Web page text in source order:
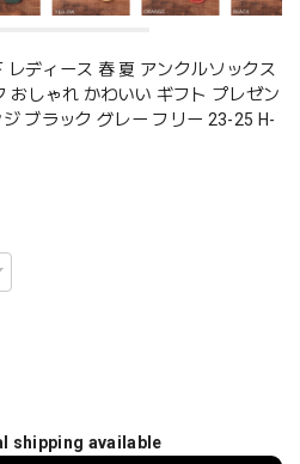
ディース 春 夏 アンクルソックス
おしゃれ かわいい ギフト プレゼン
ブラック グレー フリー 23-25 H-
shipping available